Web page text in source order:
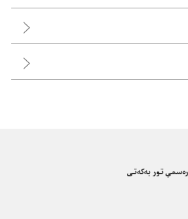
رەسمي تور بەكەتى